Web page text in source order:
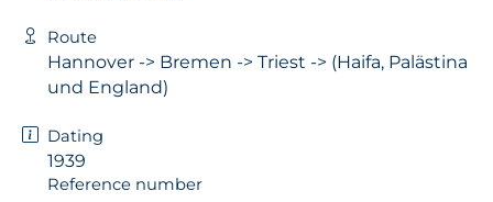
Route
Hannover -> Bremen -> Triest -> (Haifa, Palästina
und England)
Dating
1939
Reference number